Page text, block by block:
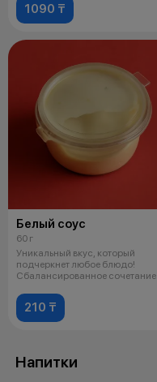
1090 ₸
Белый соус
60 г
Уникальный вкус, который
подчеркнет любое блюдо!
Сбалансированное сочетание
210 ₸
Напитки